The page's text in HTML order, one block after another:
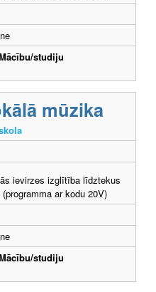
studiju
mūzika
ievirzes izglītība līdztekus
ar kodu 20V)
studiju